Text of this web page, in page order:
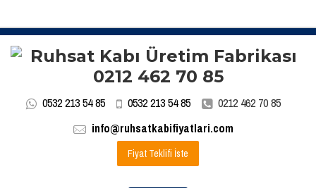
0532 213 54 85 0532 213 54 85
0212 462 70 85
info@ruhsatkabifiyatlari.com
Fiyat Teklifi İste